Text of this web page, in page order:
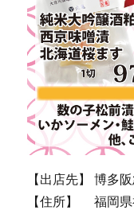
【出店先】 博
【住所】 福岡県